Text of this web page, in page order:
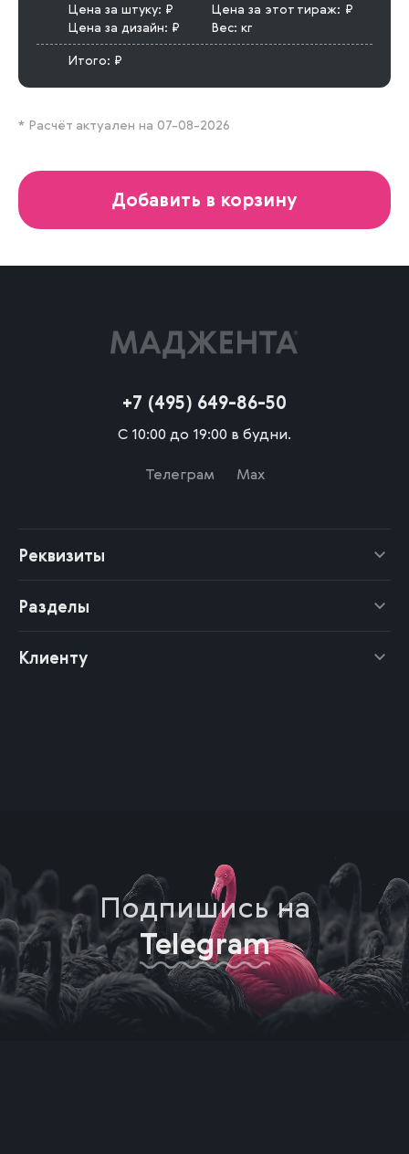
Цена за штуку:
Цена за дизайн:
Цена за этот тираж:
Вес:кг
Итого:
* Расчёт актуален на 07-08-2026
Добавить в корзину
+7 (495) 649-86-50
С 10:00 до 19:00 в будни.
Телеграм
Max
Реквизиты
Разделы
Клиенту
Подпишись на
Telegram